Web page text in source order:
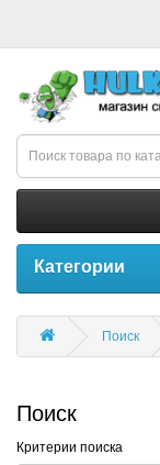
Категории
Поиск
Поиск
Критерии поиска